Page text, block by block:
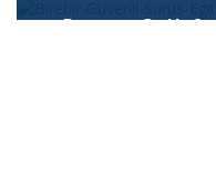
devamı...
Program 3 -